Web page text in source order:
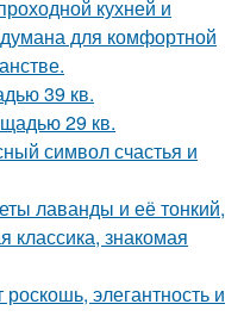
кухней и
для комфортной
39 кв.
29 кв.
символ счастья и
лаванды и её тонкий,
классика, знакомая
элегантность и